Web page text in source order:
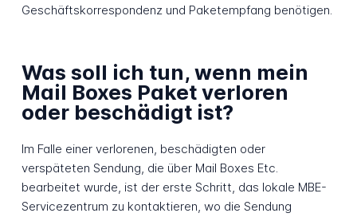
Geschäftskorrespondenz und Paketempfang benötigen.
Was soll ich tun, wenn mein
Mail Boxes Paket verloren
oder beschädigt ist?
Im Falle einer verlorenen, beschädigten oder
verspäteten Sendung, die über Mail Boxes Etc.
bearbeitet wurde, ist der erste Schritt, das lokale MBE-
Servicezentrum zu kontaktieren, wo die Sendung